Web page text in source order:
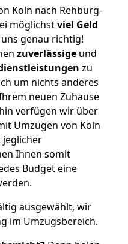
Köln nach Rehburg-
möglichstviel Geld
genau richtig!
zuverlässige und
zu
um nichts anderes
neuen Zuhause
verfügen wir über
Umzügen von Köln
jeglicher
Ihnen somit
Budget eine
ausgewählt, wir
im Umzugsbereich.